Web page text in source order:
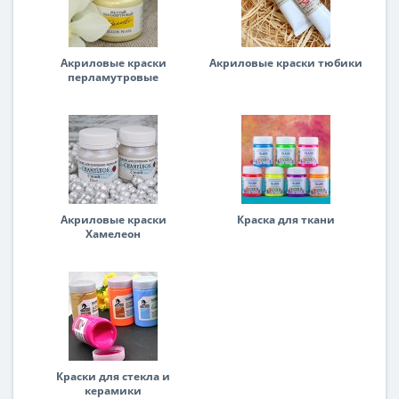
Акриловые краски
перламутровые
Акриловые краски тюбики
Акриловые краски
Хамелеон
Краска для ткани
Краски для стекла и
керамики